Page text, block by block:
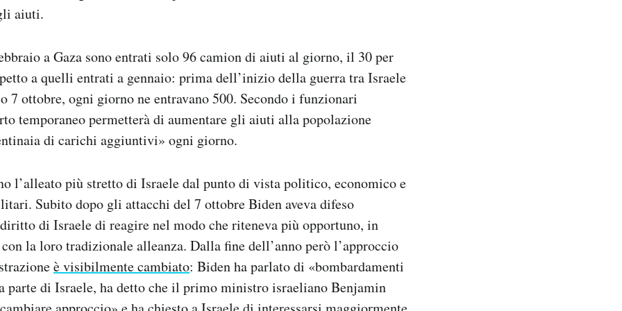
aiuti.
a Gaza sono entrati solo 96 camion di aiuti al giorno, il 30 per
a quelli entrati a gennaio: prima dell’inizio della guerra tra Israele
7 ottobre, ogni giorno ne entravano 500. Secondo i funzionari
temporaneo permetterà di aumentare gli aiuti alla popolazione
di carichi aggiuntivi» ogni giorno.
l’alleato più stretto di Israele dal punto di vista politico, economico e
Subito dopo gli attacchi del 7 ottobre Biden aveva difeso
di Israele di reagire nel modo che riteneva più opportuno, in
la loro tradizionale alleanza. Dalla fine dell’anno però l’approccio
è visibilmente cambiato: Biden ha parlato di «bombardamenti
parte di Israele, ha detto che il primo ministro israeliano Benjamin